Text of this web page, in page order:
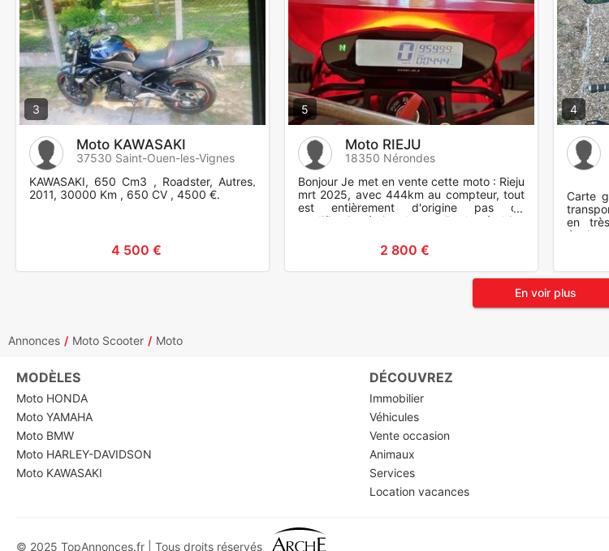
3
Moto KAWASAKI
37530 Saint-Ouen-les-Vignes
KAWASAKI, 650 Cm3 , Roadster, Autres,
2011, 30000 Km , 650 CV , 4500 €.
4 500 €
5
Moto RIEJU
18350 Nérondes
Bonjour Je met en vente cette moto : Rieju
mrt 2025, avec 444km au compteur, tout
est entièrement d'origine pas de
modification émise dessus. Roule très bien
2 800 €
4
Carte
en
En voir plus
Annonces Moto Scooter Moto
MODÈLES
Moto HONDA
Moto YAMAHA
Moto BMW
Moto HARLEY-DAVIDSON
Moto KAWASAKI
DÉCOUVREZ
Immobilier
Véhicules
Vente occasion
Animaux
Services
Location vacances
© 2025 TopAnnonces.fr | Tous droits réservés